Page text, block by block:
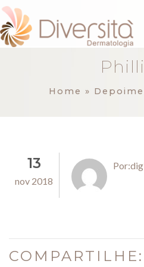
Home »
13
nov 2018
COMPARTILHE: